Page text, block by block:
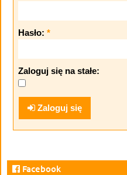
Hasło: *
Zaloguj się na stałe:
Zaloguj się
Facebook